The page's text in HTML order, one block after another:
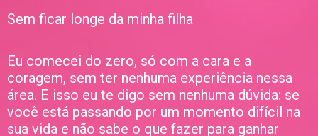
Sem ficar longe da minha filha
Eu comecei do zero, só com a cara e a
coragem, sem ter nenhuma experiência nessa
área. E isso eu te digo sem nenhuma dúvida: se
você está passando por um momento difícil na
sua vida e não sabe o que fazer para ganhar